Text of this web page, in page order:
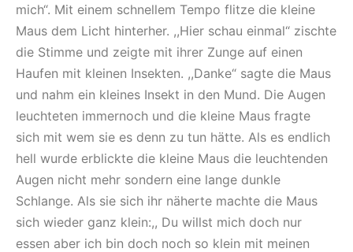
mich“. Mit einem schnellem Tempo flitze die kleine
Maus dem Licht hinterher. ,,Hier schau einmal“ zischte
die Stimme und zeigte mit ihrer Zunge auf einen
Haufen mit kleinen Insekten. ,,Danke“ sagte die Maus
und nahm ein kleines Insekt in den Mund. Die Augen
leuchteten immernoch und die kleine Maus fragte
sich mit wem sie es denn zu tun hätte. Als es endlich
hell wurde erblickte die kleine Maus die leuchtenden
Augen nicht mehr sondern eine lange dunkle
Schlange. Als sie sich ihr näherte machte die Maus
sich wieder ganz klein:,, Du willst mich doch nur
essen aber ich bin doch noch so klein mit meinen